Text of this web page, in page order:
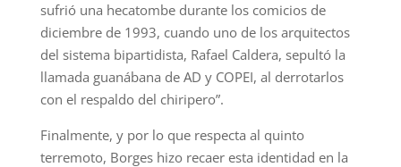
sufrió una hecatombe durante los comicios de
diciembre de 1993, cuando uno de los arquitectos
del sistema bipartidista, Rafael Caldera, sepultó la
llamada guanábana de AD y COPEI, al derrotarlos
con el respaldo del chiripero”.
Finalmente, y por lo que respecta al quinto
terremoto, Borges hizo recaer esta identidad en la